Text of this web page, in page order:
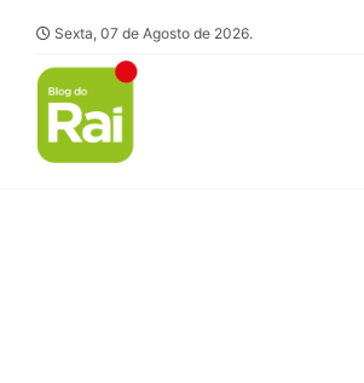
Sexta, 07 de Agosto de 2026.